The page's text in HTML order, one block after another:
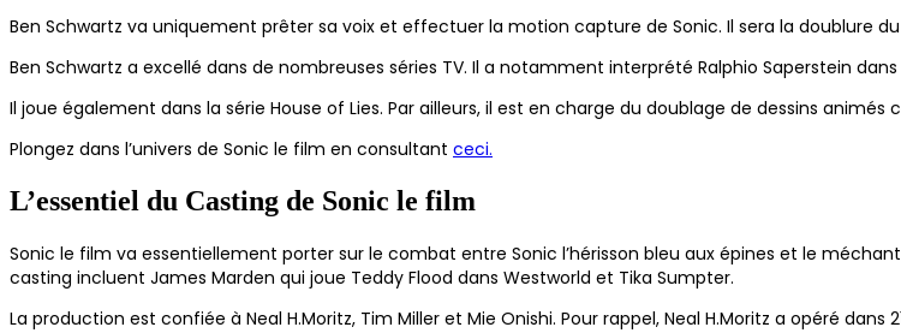
Ben Schwartz va uniquement prêter sa voix et effectuer la motion capture de Sonic. Il sera la doublure du
Ben Schwartz a excellé dans de nombreuses séries TV. Il a notamment interprété Ralphio Saperstein dans
Il joue également dans la série House of Lies. Par ailleurs, il est en charge du doublage de dessins animés
Plongez dans l’univers de Sonic le film en consultant ceci.
L’essentiel du Casting de Sonic le film
Sonic le film va essentiellement porter sur le combat entre Sonic l’hérisson bleu aux épines et le
casting incluent James Marden qui joue Teddy Flood dans Westworld et Tika Sumpter.
La production est confiée à Neal H.Moritz, Tim Miller et Mie Onishi. Pour rappel, Neal H.Moritz a opéré dans